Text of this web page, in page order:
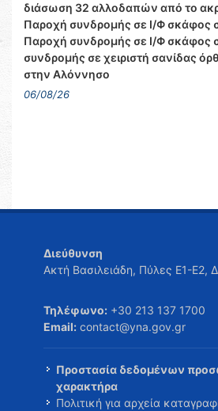
διάσωση 32 αλλοδαπών από το
Παροχή συνδρομής σε Ι/Φ σκάφος
Παροχή συνδρομής σε Ι/Φ σκάφος
συνδρομής σε χειριστή σανίδας
στην Αλόννησο
06/08/26
Διεύθυνση
Ακτή Βασιλειάδη, Πύλες Ε1-Ε2,
Τηλέφωνο: +30 213 137 1700
Email: contact@yna.gov.gr
Προστασία δεδομένων
χαρακτήρα
Πολιτική για αρχεία